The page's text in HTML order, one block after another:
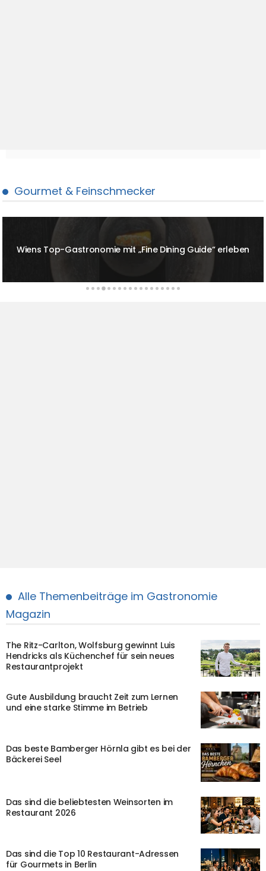
Gourmet & Feinschmecker
Prickelnde Sonntage im The Ritz-Carlton Berlin
Alle Themenbeiträge im Gastronomie
Magazin
The Ritz-Carlton, Wolfsburg gewinnt Luis
Hendricks als Küchenchef für sein neues
Restaurantprojekt
Gute Ausbildung braucht Zeit zum Lernen
und eine starke Stimme im Betrieb
Das beste Bamberger Hörnla gibt es bei der
Bäckerei Seel
Das sind die beliebtesten Weinsorten im
Restaurant 2026
Das sind die Top 10 Restaurant-Adressen
für Gourmets in Berlin